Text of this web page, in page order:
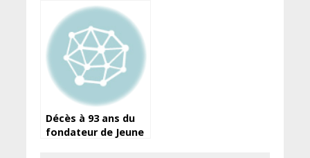
Féguifoot
Décès à 93 ans du
fondateur de Jeune